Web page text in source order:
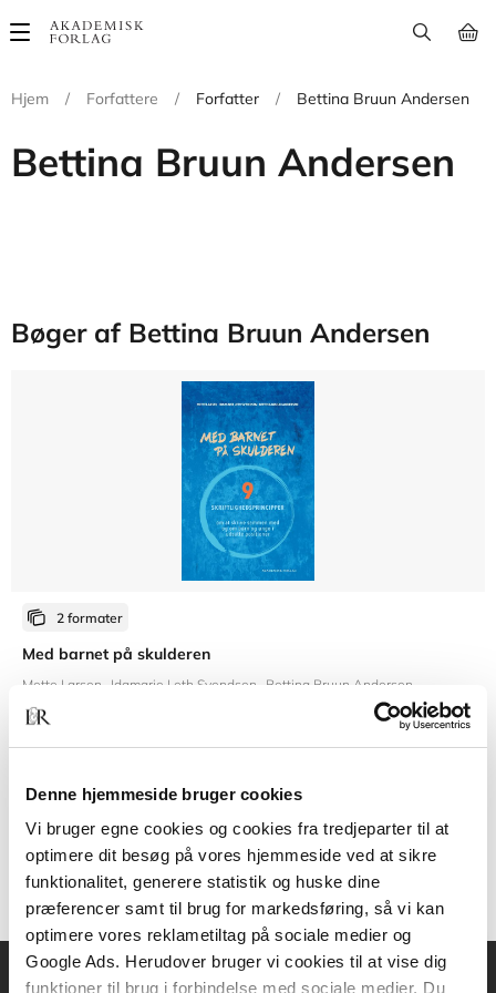
Denne hjemmeside bruger cookies
Vi bruger egne cookies og cookies fra tredjeparter til at
optimere dit besøg på vores hjemmeside ved at sikre
funktionalitet, generere statistik og huske dine
præferencer samt til brug for markedsføring, så vi kan
optimere vores reklametiltag på sociale medier og
Google Ads. Herudover bruger vi cookies til at vise dig
funktioner til brug i forbindelse med sociale medier. Du
Main
Hjem
/ Forfattere / Forfatter / Bettina Bruun Andersen
Bettina Bruun Andersen
Bøger af Bettina Bruun Andersen
2 formater
Med barnet på skulderen
Mette Larsen Idamarie Leth Svendsen Bettina Bruun Andersen
201,95 KR.